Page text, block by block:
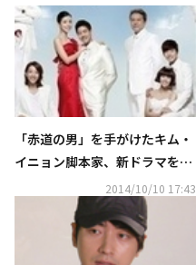
「赤道の男」を手がけたキム・
イニョン脚本家、新ドラマを準
2014/10/10 17:43